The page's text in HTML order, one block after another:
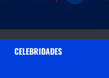
CELEBRIDADES